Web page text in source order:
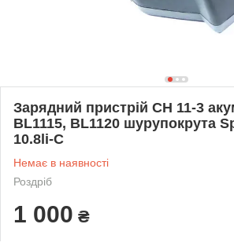
Зарядний пристрій CH 11-3
BL1115, BL1120 шурупокрута
10.8li-C
Немає в наявності
Роздріб
1 000 ₴